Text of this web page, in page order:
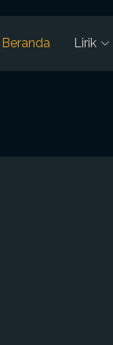
Beranda Lirik